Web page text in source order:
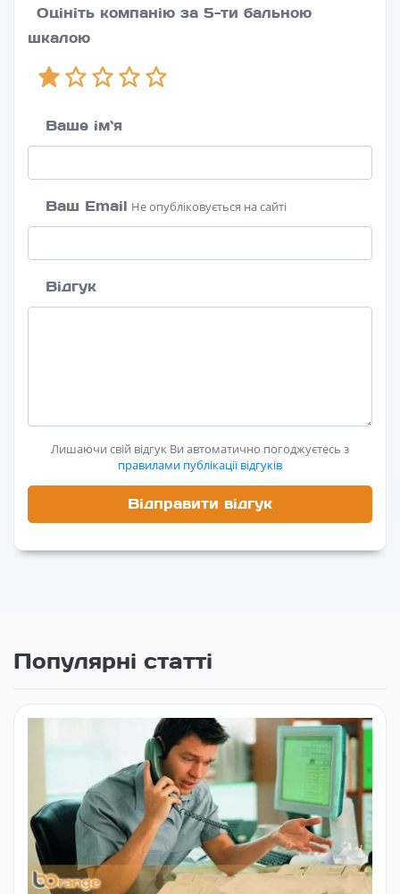
Оцініть компанію за 5-ти бальною
шкалою
Ваше ім`я
Ваш Email Не опубліковується на сайті
Відгук
Лишаючи свій відгук Ви автоматично погоджуєтесь з
правилами публікації відгуків
Популярні статті